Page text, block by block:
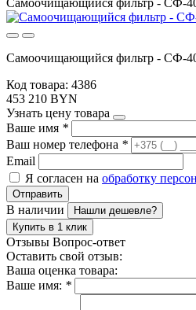
Самоочищающийся фильтр - СФ-
Код товара: 4386
453 210 BYN
Узнать цену товара
Ваше имя *
Ваш номер телефона *
Email
Я согласен на обработку
Отправить
В наличии
Нашли дешевле?
Купить в 1 клик
Отзывы Вопрос-ответ
Оставить свой отзыв:
Ваша оценка товара:
Ваше имя: *